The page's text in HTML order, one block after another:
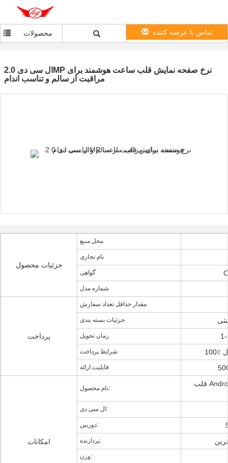
محصولات تماس با عرضه کننده
ال سی دی 2.0MP نرخ صفحه نمایش قلب ساعت هوشمند برای
مراقبت از سالم و تناسب اندام
جزئیات محصول
محل منبع
نام تجاری
گواهی
شماره مدل
پرداخت
مقدار حداقل تعداد سفارش
جزئیات بسته بندی
زمان تحویل
شرایط پرداخت
قابلیت ارائه
امکانات
نام محصول:
قلب Android و iOS نرخ ساعت
ال سی دی:
دوربین:
پردازنده:
وزن: